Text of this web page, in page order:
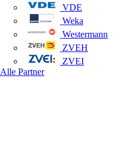
VDE
Weka
Westermann
ZVEH
ZVEI
Alle Partner